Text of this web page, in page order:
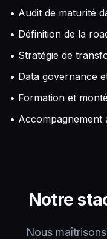
• Audit de maturité
• Définition de la
• Stratégie de
• Data governance
• Formation et
• Accompagnement
Notre
Nous